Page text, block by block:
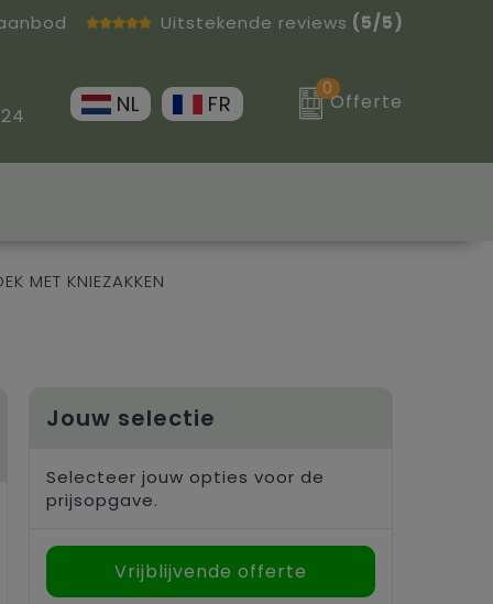
Uitstekende reviews (5/5)
NL FR
0
Offerte
MET KNIEZAKKEN
Jouw selectie
Selecteer jouw opties voor de
prijsopgave.
Vrijblijvende offerte